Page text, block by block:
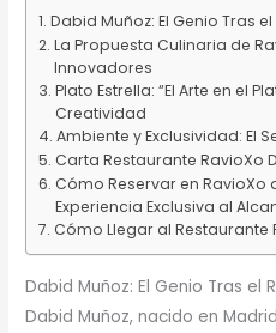
Dabid Muñoz: El Genio Tras
La Propuesta Culinaria de
Innovadores
Plato Estrella: “El Arte en el
Creatividad
Ambiente y Exclusividad: El
Carta Restaurante RavioXo
Cómo Reservar en RavioXo
Experiencia Exclusiva al
Cómo Llegar al Restaurante
Dabid Muñoz: El Genio Tras el
Dabid Muñoz, nacido en